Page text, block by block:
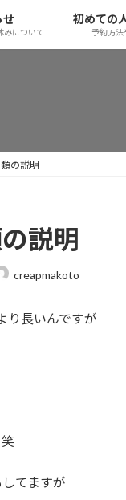
せ
みについて
初めての
予約方法
の説明
説明
creapmakoto
り長いんですが
てますが